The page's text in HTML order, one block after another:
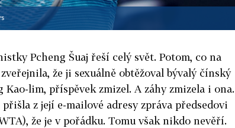
Pcheng Šuaj řeší celý svět. Potom, co na
že ji sexuálně obtěžoval bývalý čínský
Kao-lim, příspěvek zmizel. A záhy zmizela i ona.
z její e-mailové adresy zpráva předsedovi
že je v pořádku. Tomu však nikdo nevěří.